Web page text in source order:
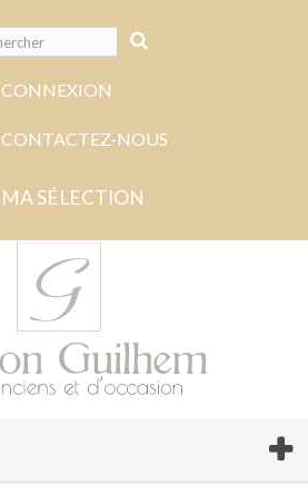
CONNEXION
CONTACTEZ-NOUS
MA SÉLECTION